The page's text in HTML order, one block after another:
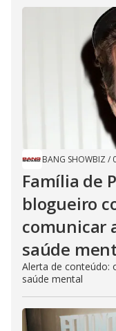
BANG SHOWBIZ /
Família de
blogueiro
comunicar
saúde
Alerta de conteúdo:
saúde mental